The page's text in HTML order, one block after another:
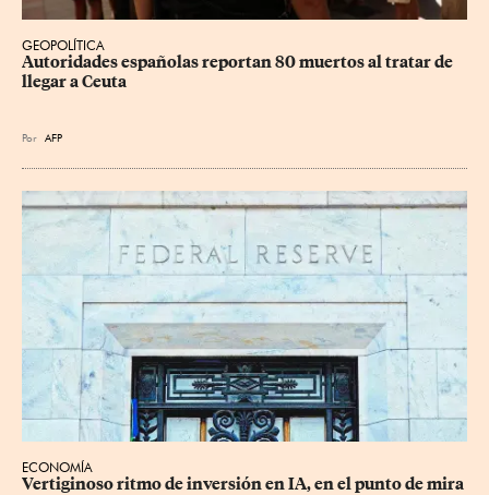
GEOPOLÍTICA
Autoridades españolas reportan 80 muertos al tratar de
llegar a Ceuta
Por AFP
ECONOMÍA
Vertiginoso ritmo de inversión en IA, en el punto de mira